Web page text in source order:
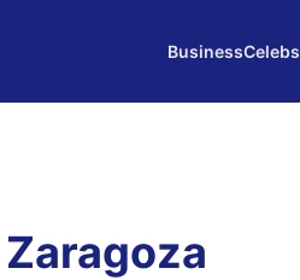
BusinessCelebs
Zaragoza